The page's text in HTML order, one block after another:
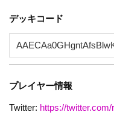
デッキコード
プレイヤー情報
Twitter: https://